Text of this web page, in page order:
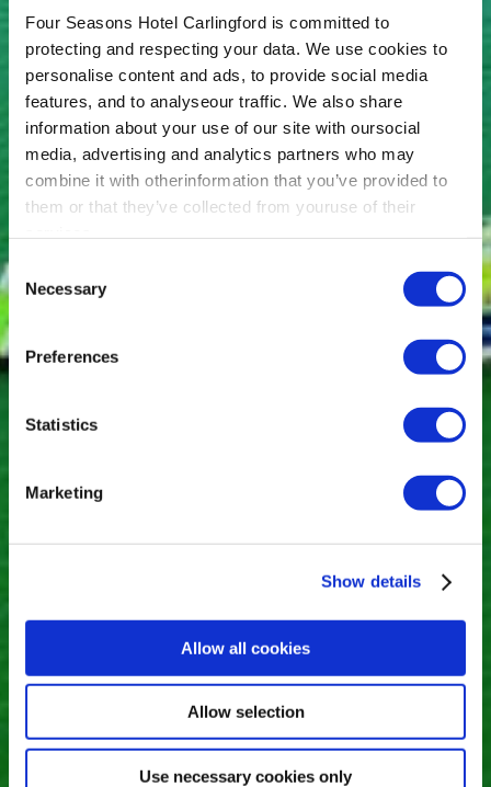
Four Seasons Hotel Carlingford is committed to
protecting and respecting your data. We use cookies to
personalise content and ads, to provide social media
features, and to analyseour traffic. We also share
information about your use of our site with oursocial
media, advertising and analytics partners who may
combine it with otherinformation that you’ve provided to
them or that they’ve collected from youruse of their
Consent
Selection
Necessary
Preferences
Statistics
Marketing
Show details
Allow all cookies
Allow selection
Use necessary cookies only